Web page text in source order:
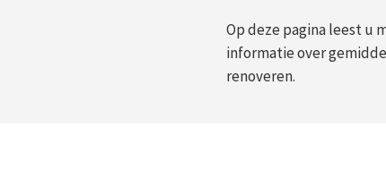
Op deze pagina leest u
informatie over
renoveren.